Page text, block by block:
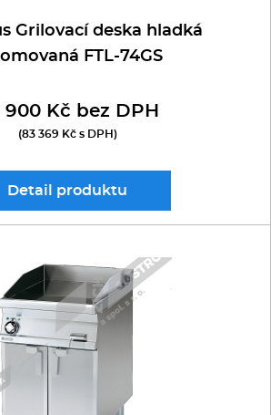
Grilovací deska hladká
FTL-74GS
900 Kč bez DPH
(83 369 Kč s DPH)
Detail produktu